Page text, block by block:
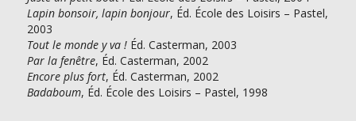
Lapin bonsoir, lapin bonjour, Éd. École des Loisirs – Pastel,
2003
Tout le monde y va !Éd. Casterman, 2003
Par la fenêtre, Éd. Casterman, 2002
Encore plus fort, Éd. Casterman, 2002
Badaboum, Éd. École des Loisirs – Pastel, 1998